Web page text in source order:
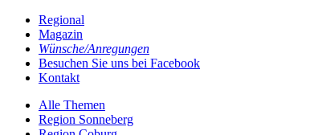
Regional
Magazin
Wünsche/Anregungen
Besuchen Sie uns bei Facebook
Kontakt
Alle Themen
Region Sonneberg